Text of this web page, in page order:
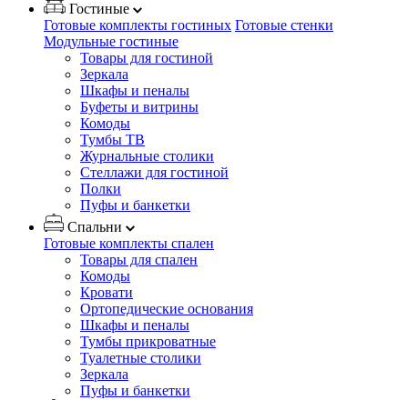
Гостиные
Готовые комплекты гостиных Готовые стенки
Модульные гостиные
Товары для гостиной
Зеркала
Шкафы и пеналы
Буфеты и витрины
Комоды
Тумбы ТВ
Журнальные столики
Стеллажи для гостиной
Полки
Пуфы и банкетки
Спальни
Готовые комплекты спален
Товары для спален
Комоды
Кровати
Ортопедические основания
Шкафы и пеналы
Тумбы прикроватные
Туалетные столики
Зеркала
Пуфы и банкетки